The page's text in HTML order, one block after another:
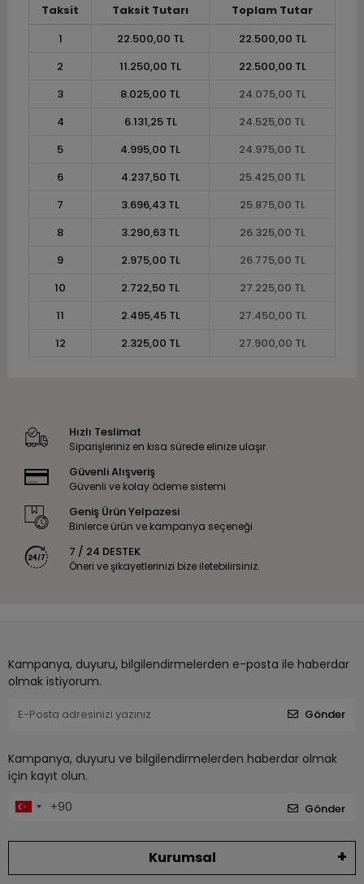
Taksit Taksit Tutarı
Toplam Tutar
1
22.500,00 TL
22.500,00 TL
2
11.250,00 TL
22.500,00 TL
3
8.025,00 TL
24.075,00 TL
4
6.131,25 TL
24.525,00 TL
5
4.995,00 TL
24.975,00 TL
6
4.237,50 TL
25.425,00 TL
7
3.696,43 TL
25.875,00 TL
8
3.290,63 TL
26.325,00 TL
9
2.975,00 TL
26.775,00 TL
10
2.722,50 TL
27.225,00 TL
11
2.495,45 TL
27.450,00 TL
12
2.325,00 TL 27.900,00 TL
Hızlı Teslimat
Siparişleriniz en kısa sürede elinize ulaşır.
Güvenli Alışveriş
Güvenli ve kolay ödeme sistemi
Geniş Ürün Yelpazesi
Binlerce ürün ve kampanya seçeneği
7 / 24 DESTEK
Öneri ve şikayetlerinizi bize iletebilirsiniz.
Kampanya, duyuru, bilgilendirmelerden e-posta ile haberdar
olmak istiyorum.
Gönder
Kampanya, duyuru ve bilgilendirmelerden haberdar olmak
için kayıt olun.
Gönder
Kurumsal